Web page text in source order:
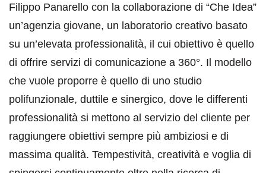
Filippo Panarello con la collaborazione di “Che Idea”
un’agenzia giovane, un laboratorio creativo basato
su un’elevata professionalità, il cui obiettivo è quello
di offrire servizi di comunicazione a 360°. Il modello
che vuole proporre è quello di uno studio
polifunzionale, duttile e sinergico, dove le differenti
professionalità si mettono al servizio del cliente per
raggiungere obiettivi sempre più ambiziosi e di
massima qualità. Tempestività, creatività e voglia di